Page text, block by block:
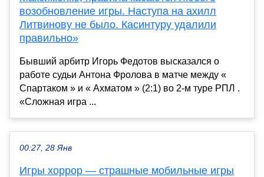
возобновление игры. Наступа на ахилл
Литвинову не было. Касинтуру удалили
правильно»
Бывший арбитр Игорь Федотов высказался о
работе судьи Антона Фролова в матче между «
Спартаком » и « Ахматом » (2:1) во 2-м туре РПЛ .
«Сложная игра ...
00:27, 28 Янв
Игры хоррор — страшные мобильные игры